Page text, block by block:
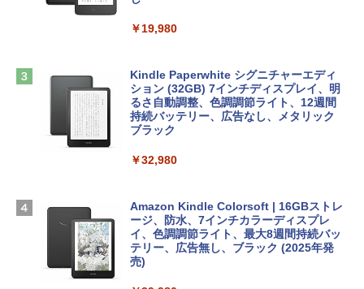
Apple 2026 MacBook Air M5チップ搭載
13インチノートブック：AIとApple Intell
igence、13.6インチLiquid Retinaディ
スプレイ、24GBユニファイドメモリ、1
ームカメラ、日本語キーボード、Touch I
￥314,800
【Amazon.co.jp限定】 HP ノートパソコ
ン 15-fd 15.6インチ 16GBメモリ 512GB
インゲームコード】 ロブロックス | オン
ラインコード版
￥3,200
Robloxギフトカード - 1000 Robux 【限
ラインコード版
￥1,600
ClaudeCode いちばんやさしい 教科書:
にもKindle出版にも！ 非エンジニアのた
めのAIコーディング入門シリーズ
￥99
FM TOWNS ハイパー・カタログ: 本体ハ
￥1,600
1冊ですべて身につくHTML & CSSとWe
￥19,980
Kindle Paperwhite シグニチャーエディ
ション (32GB) 7インチディスプレイ、明
るさ自動調整、色調調節ライト、12週間
持続バッテリー、広告なし、メタリック
ブラック
￥32,980
Amazon Kindle Colorsoft | 16GBストレ
ージ、防水、7インチカラーディスプレ
イ、色調調節ライト、最大8週間持続バッ
テリー、広告無し、ブラック (2025年発
売)